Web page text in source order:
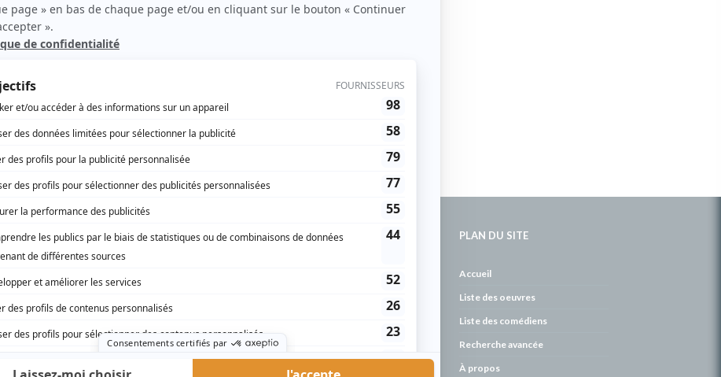
Ces enfants d'ailleurs(Roger Kiolowski)
Therrien carbure à son petit écran. Celui qu’on surnomme parfois «l’encyclopédie de
1996 à 2001. Sa spécialité: la télé québécoise. On peut l’entendre régulièrement
PLAN DU SITE
Accueil
Liste des oeuvres
Liste des comédiens
Recherche avancée
À propos